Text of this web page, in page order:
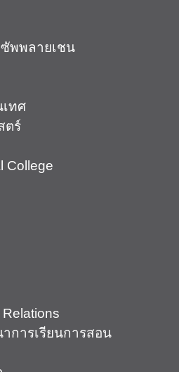
พพลายเชน
ทศ
ตร์
College
ารเรียนการสอน